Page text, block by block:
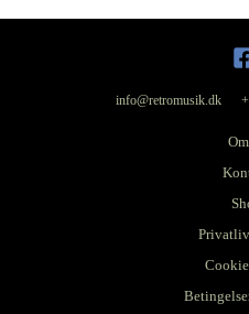
info@retromusik.dk